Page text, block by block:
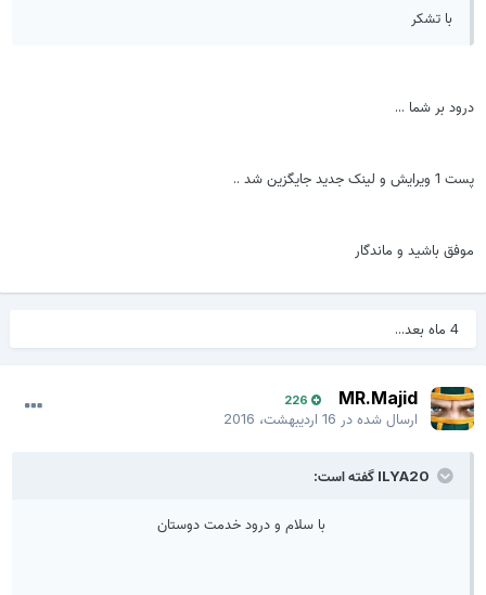
با تشکر
بر شما ...
ویرایش و لینک جدید جایگزین شد ..
باشید و ماندگار
MR.Majid
ارسال شده در16 اردیبهشت، 2016
ILYA20 گفته است:
با سلام و درود خدمت دوستان